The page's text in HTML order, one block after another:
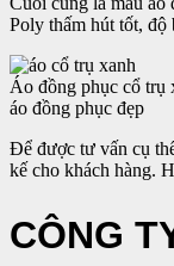
Poly thấm hút tốt, độ
Áo đồng phục cổ trụ
áo đồng phục đẹp
Để được tư vấn cụ
kế cho khách hàng.
CÔNG